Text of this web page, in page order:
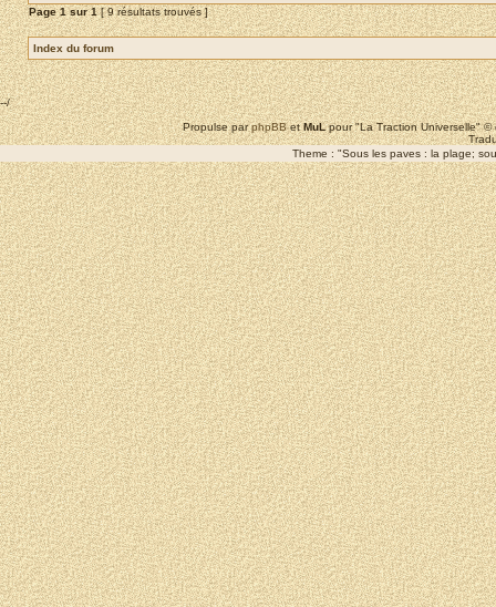
Page1sur1[ 9 résultats trouvés ]
Index du forum
--/
Propulse parphpBBetMuLpour "La Traction Universelle"
Theme : "Sous les paves : la plage;